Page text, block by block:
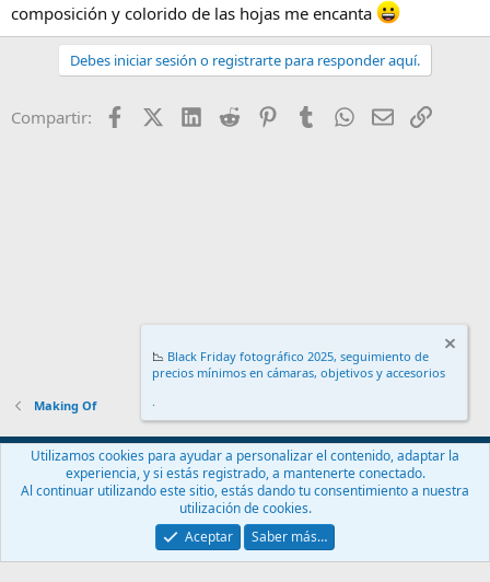
composición y colorido de las hojas me encanta
Debes iniciar sesión o registrarte para responder aquí.
Compartir: FacebookX (Twitter)
LinkedIn
Reddit PinterestTumblr WhatsApp
EmailEnlace
Making Of
Español (ES)
Contáctanos
Términos y reglas Política de privacidad
Ayuda
Community platform by XenForo® © 2010-2024 XenForo Ltd.
📉 Black Friday fotográfico 2025, seguimiento de
precios mínimos en cámaras, objetivos y accesorios
.
Utilizamos cookies para ayudar a personalizar el contenido, adaptar la
experiencia, y si estás registrado, a mantenerte conectado.
Al continuar utilizando este sitio, estás dando tu consentimiento a nuestra
utilización de cookies.
Aceptar
Saber más…